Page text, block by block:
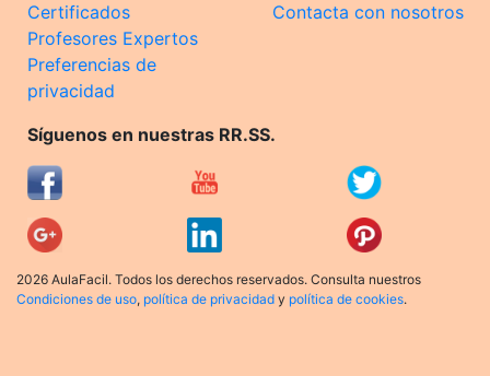
Certificados
Profesores Expertos
Preferencias de
privacidad
Contacta con nosotros
Síguenos en nuestras RR.SS.
2026 AulaFacil. Todos los derechos reservados. Consulta nuestros
Condiciones de uso, política de privacidad y política de cookies.